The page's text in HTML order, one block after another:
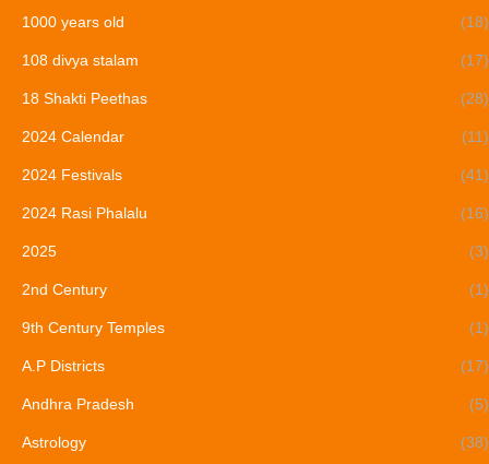
1000 years old (18)
108 divya stalam (17)
18 Shakti Peethas (28)
2024 Calendar (11)
2024 Festivals (41)
2024 Rasi Phalalu (16)
2025 (3)
2nd Century (1)
9th Century Temples (1)
A.P Districts (17)
Andhra Pradesh (5)
Astrology (38)